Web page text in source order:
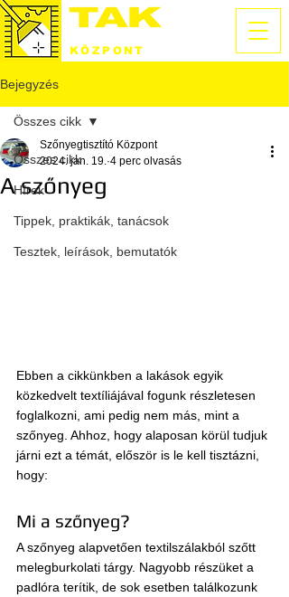
KÖZPONT
Bejegyzés
Összes cikk
Hírek
Tippek, praktikák, tanácsok
Tesztek, leírások, bemutatók
Összes cikk
A szőnyeg
Szőnyegtisztító Központ
2024. jan. 19. 4 perc olvasás
Ebben a cikkünkben a lakások egyik
közkedvelt textíliájával fogunk részletesen
foglalkozni, ami pedig nem más, mint a
szőnyeg. Ahhoz, hogy alaposan körül tudjuk
járni ezt a témát, először is le kell tisztázni,
hogy:
Mi a szőnyeg?
A szőnyeg alapvetően textilszálakból szőtt
melegburkolati tárgy. Nagyobb részüket a
padlóra terítik, de sok esetben találkozunk